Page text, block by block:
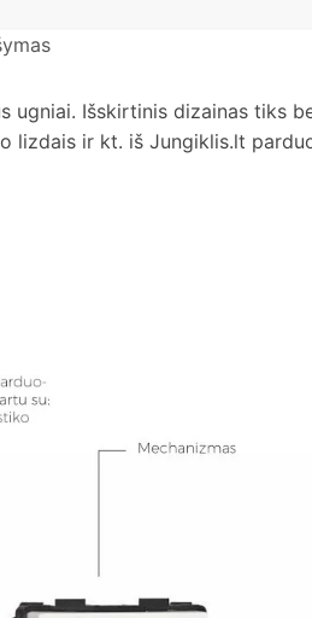
Išskirtinis dizainas tiks
lizdais ir kt. iš Jungiklis.lt